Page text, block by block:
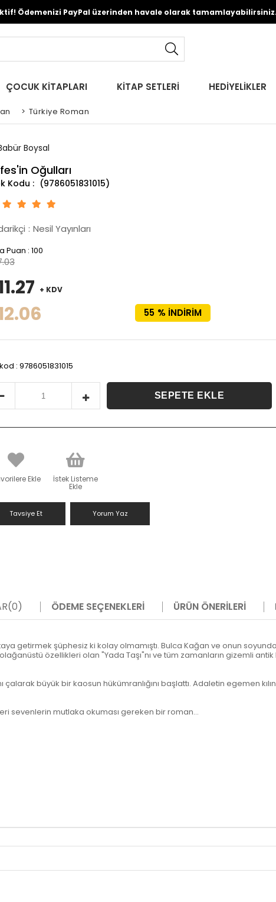
Ödemenizi PayPal üzerinden havale olarak tamamlayabilirsiniz.
ÇOCUK KİTAPLARI KİTAP SETLERİ HEDİYELİKLER
> Türkiye Roman
Boysal
Oğulları
(9786051831015)
: Nesil Yayınları
Puan : 100
%
55 İNDIRIM
+ KDV
: 9786051831015
Ekle İstek Listeme
Ekle
Tavsiye Et Yorum Yaz
(0) ÖDEME SEÇENEKLERI ÜRÜN ÖNERILERI
getirmek şüphesiz ki kolay olmamıştı. Bulca Kağan ve onun
özellikleri olan "Yada Taşı"nı ve tüm zamanların gizemli
büyük bir kaosun hükümranlığını başlattı. Adaletin egemen
sevenlerin mutlaka okuması gereken bir roman...